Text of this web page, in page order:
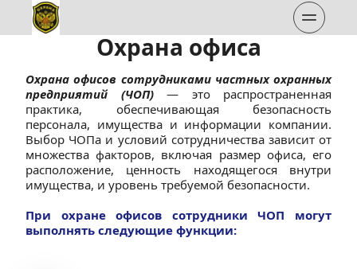
Охрана офиса
Охрана офисов сотрудниками частных охранных
предприятий (ЧОП) — это распространенная
практика, обеспечивающая безопасность
персонала, имущества и информации компании.
Выбор ЧОПа и условий сотрудничества зависит от
множества факторов, включая размер офиса, его
расположение, ценность находящегося внутри
имущества, и уровень требуемой безопасности.
При охране офисов сотрудники ЧОП могут
выполнять следующие функции: